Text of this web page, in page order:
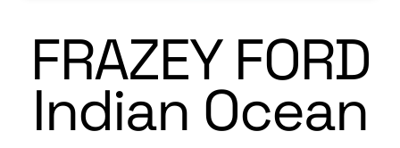
FRAZEY FORD
Indian Ocean